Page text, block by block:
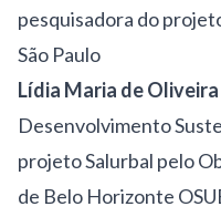
pesquisadora do
São Paulo
Lídia Maria de
Desenvolvimento
projeto Salurbal pelo
de Belo Horizonte